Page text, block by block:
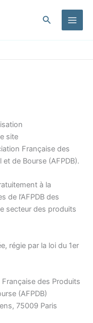
Rechercher
site
Française des
de Bourse (AFPDB).
à la
de l’AFPDB des
secteur des produits
régie par la loi du 1er
des Produits
(AFPDB)
75009 Paris